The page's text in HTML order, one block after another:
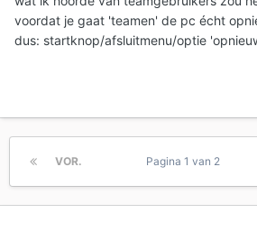
voordat je gaat 'teamen' de pc écht
dus: startknop/afsluitmenu/optie
VOR. Pagina 1 van 2